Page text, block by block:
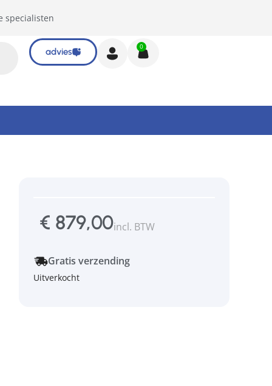
specialisten
advies 0
€ 879,00incl. BTW
Gratis verzending
Uitverkocht